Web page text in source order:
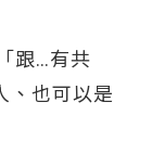
跟…有共
、也可以是